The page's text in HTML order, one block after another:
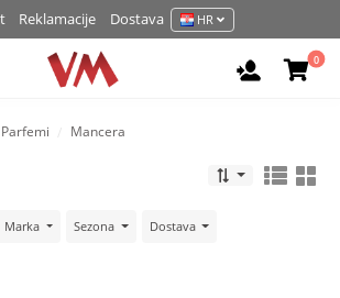
Reklamacije Dostava HR
Prijavite
0
Parfemi Mancera
Marka Sezona Dostava